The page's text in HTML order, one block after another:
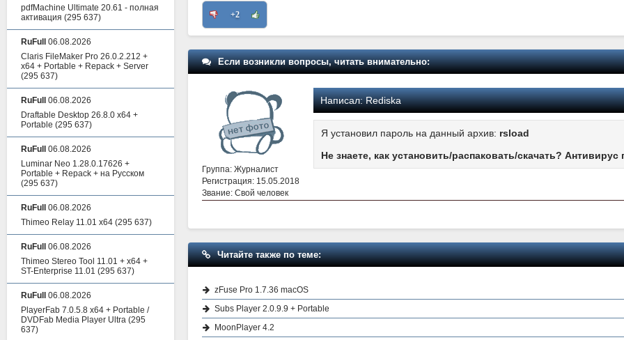
+2
Если возникли вопросы, читать внимательно:
Группа: Журналист
Регистрация: 15.05.2018
Звание: Свой человек
Написал:Rediska
Я установил пароль на данный архив: rsload
Не знаете, как установить/распаковать/скачать?
Читайте также по теме:
zFuse Pro 1.7.36 macOS
Subs Player 2.0.9.9 + Portable
MoonPlayer 4.2
pdfMachine Ultimate 20.61 - полная
активация (295 637)
RuFull
06.08.2026
Claris FileMaker Pro 26.0.2.212 +
x64 + Portable + Repack + Server
(295 637)
RuFull
06.08.2026
Draftable Desktop 26.8.0 x64 +
Portable (295 637)
RuFull
06.08.2026
Luminar Neo 1.28.0.17626 +
Portable + Repack + на Русском
(295 637)
RuFull
06.08.2026
Thimeo Relay 11.01 x64 (295 637)
RuFull
06.08.2026
Thimeo Stereo Tool 11.01 + x64 +
ST-Enterprise 11.01 (295 637)
RuFull
06.08.2026
PlayerFab 7.0.5.8 x64 + Portable /
DVDFab Media Player Ultra (295
637)